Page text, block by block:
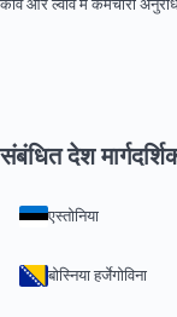
संबंधित देश
एस्तोनिया
बोस्निया हर्जेगोविना